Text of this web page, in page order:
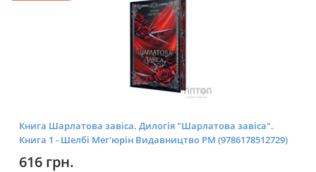
Книга Шарлатова завіса. Дилогія "Шарлатова завіса".
Книга 1 - Шелбі Мег'юрін Видавництво РМ (9786178512729)
616 грн.